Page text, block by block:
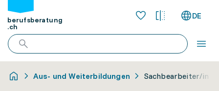
berufsberatung
.ch
DE
Aus- und Weiterbildungen Sachbearbeiter/in